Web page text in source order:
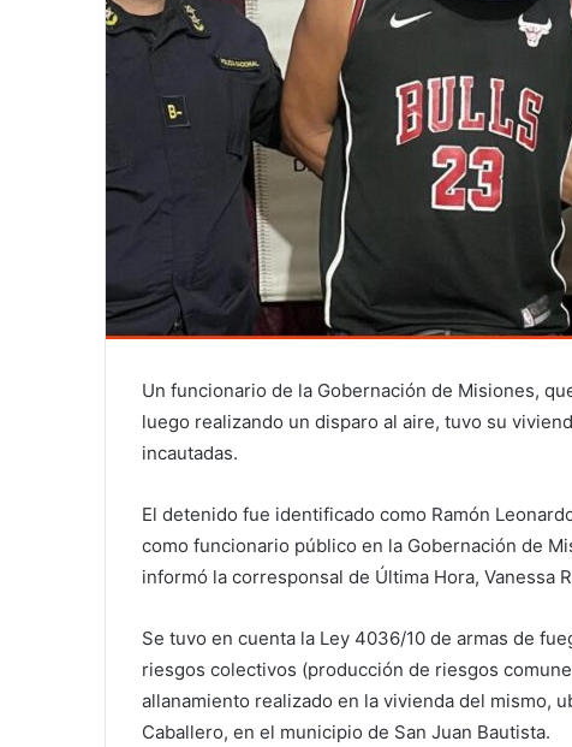
Un funcionario de la Gobernación de Misiones,
luego realizando un disparo al aire, tuvo su
incautadas.
El detenido fue identificado como Ramón
como funcionario público en la Gobernación de
informó la corresponsal de Última Hora, Vanessa
Se tuvo en cuenta la Ley 4036/10 de armas de
riesgos colectivos (producción de riesgos
allanamiento realizado en la vivienda del mismo,
Caballero, en el municipio de San Juan Bautista.